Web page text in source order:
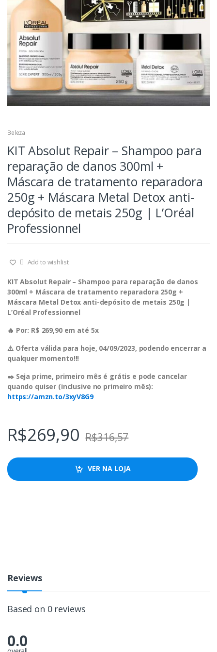
Beleza
KIT Absolut Repair – Shampoo para
reparação de danos 300ml +
Máscara de tratamento reparadora
250g + Máscara Metal Detox anti-
depósito de metais 250g | L’Oréal
Professionnel
Add to wishlist
KIT Absolut Repair – Shampoo para reparação de danos
300ml + Máscara de tratamento reparadora 250g +
Máscara Metal Detox anti-depósito de metais 250g |
L’Oréal Professionnel
🔥 Por: R$ 269,90 em até 5x
⚠️ Oferta válida para hoje, 04/09/2023, podendo encerrar a
qualquer momento!!!
✒️ Seja prime, primeiro mês é grátis e pode cancelar
quando quiser (inclusive no primeiro mês):
https://amzn.to/3xyV8G9
R$269,90 R$316,57
VER NA LOJA
Reviews
Based on 0 reviews
0.0